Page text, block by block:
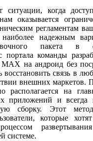
ситуации, когда
оказывается
регламентам
надежным
пакета в
портала команды
MAX на андроид без
восстановить связь в
внешних маркетов.
располагается на
приложений и
сборку. Этот
которые
системе.